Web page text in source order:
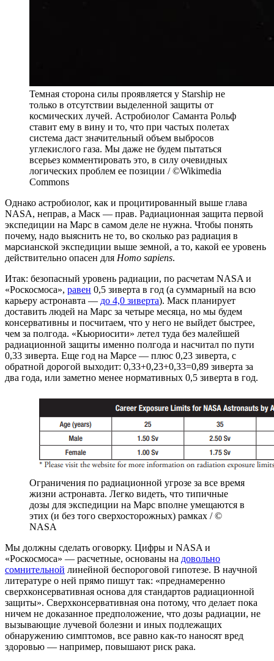
Темная сторона силы проявляется у Starship не
только в отсутствии выделенной защиты от
космических лучей. Астробиолог Саманта Рольф
ставит ему в вину и то, что при частых полетах
система даст значительный объем выбросов
углекислого газа. Мы даже не будем пытаться
всерьез комментировать это, в силу очевидных
логических проблем ее позиции / ©Wikimedia
Commons
Однако астробиолог, как и процитированный выше глава
NASA, неправ, а Маск — прав. Радиационная защита первой
экспедиции на Марс в самом деле не нужна. Чтобы понять
почему, надо выяснить не то, во сколько раз радиация в
марсианской экспедиции выше земной, а то, какой ее уровень
действительно опасен для Homo sapiens.
Итак: безопасный уровень радиации, по расчетам NASA и
«Роскосмоса», равен 0,5 зиверта в год (а суммарный на всю
карьеру астронавта — до 4,0 зиверта). Маск планирует
доставить людей на Марс за четыре месяца, но мы будем
консервативны и посчитаем, что у него не выйдет быстрее,
чем за полгода. «Кьюриосити» летел туда без малейшей
радиационной защиты именно полгода и насчитал по пути
0,33 зиверта. Еще год на Марсе — плюс 0,23 зиверта, с
обратной дорогой выходит: 0,33+0,23+0,33=0,89 зиверта за
два года, или заметно менее нормативных 0,5 зиверта в год.
Ограничения по радиационной угрозе за все время
жизни астронавта. Легко видеть, что типичные
дозы для экспедиции на Марс вполне умещаются в
этих (и без того сверхосторожных) рамках / ©
NASA
Мы должны сделать оговорку. Цифры и NASA и
«Роскосмоса» — расчетные, основаны на довольно
сомнительной линейной беспороговой гипотезе. В научной
литературе о ней прямо пишут так: «преднамеренно
сверхконсервативная основа для стандартов радиационной
защиты». Сверхконсервативная она потому, что делает пока
ничем не доказанное предположение, что дозы радиации, не
вызывающие лучевой болезни и иных подлежащих
обнаружению симптомов, все равно как-то наносят вред
здоровью — например, повышают риск рака.